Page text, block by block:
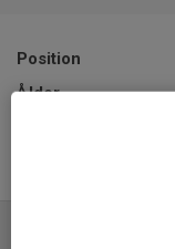
Position
Ålder